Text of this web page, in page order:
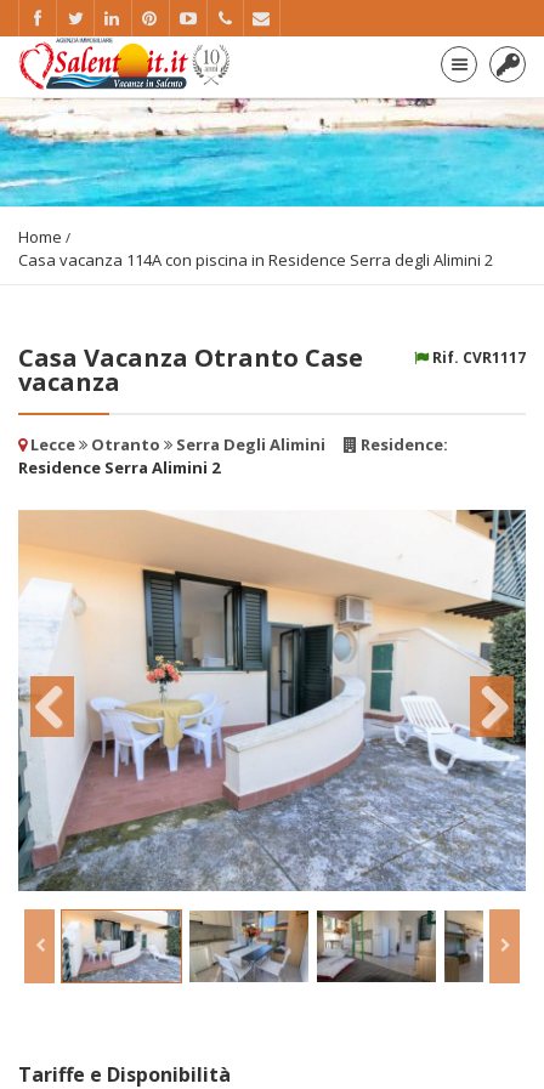
Home
Casa vacanza 114A con piscina in Residence Serra degli Alimini 2
Rif. CVR1117
Casa Vacanza Otranto Case
vacanza
Lecce Otranto Serra Degli Alimini
Residence:
Residence Serra Alimini 2
Tariffe e Disponibilità